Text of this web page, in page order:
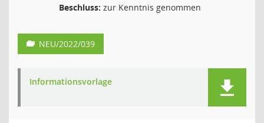
Beschluss: zur Kenntnis genommen
NEU/2022/039
Informationsvorlage